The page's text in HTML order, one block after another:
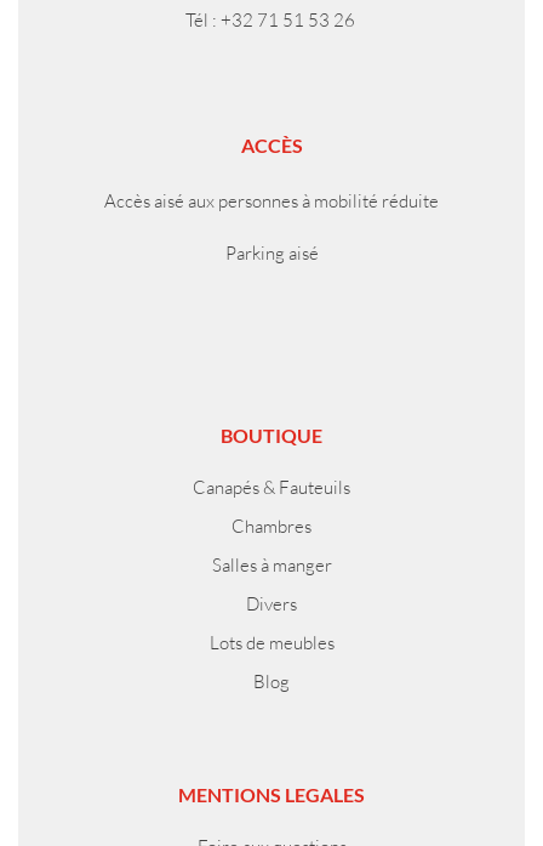
Tél : +32 71 51 53 26
ACCÈS
Accès aisé aux personnes à mobilité réduite
Parking aisé
BOUTIQUE
Canapés & Fauteuils
Chambres
Salles à manger
Divers
Lots de meubles
Blog
MENTIONS LEGALES